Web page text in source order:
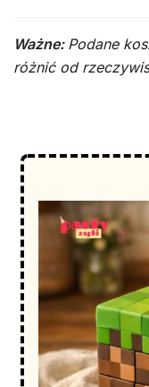
Ważne: Podane
różnić od